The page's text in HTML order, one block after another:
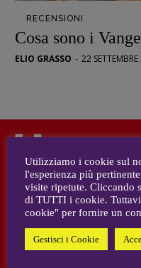
Valerio
Vampirismi
Zong!
Walter Catalano,
Anna da Re,Roberto
Grasso , Fabio Malagnini
Marcoli,Elisabetta
Spallina,Roberto
RECENSIONI
Cosa sono i
ELIO GRASSO - 22
DIRETTRICE
Antonella Marrone
Walter Catalano,
Utilizziamo i cookie sul
l'esperienza più
visite ripetute. Cliccando
di TUTTI i cookie.
cookie" per fornire un
Gestisci i Cookie